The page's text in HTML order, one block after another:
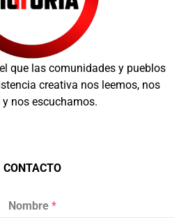
que las comunidades y pueblos
creativa nos leemos, nos
nos escuchamos.
CONTACTO
Nombre *